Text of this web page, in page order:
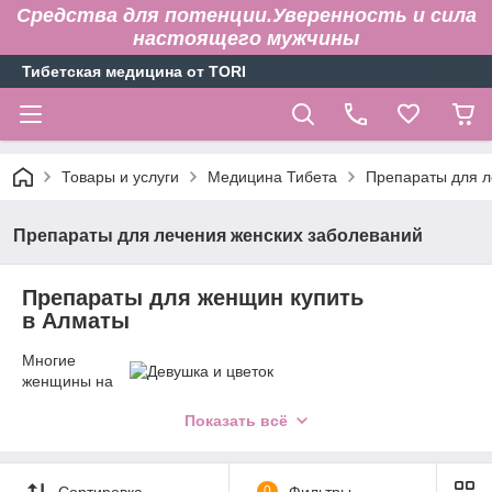
Средства для потенции.Уверенность и сила
настоящего мужчины
Тибетская медицина от TORI
Товары и услуги Медицина Тибета Препараты для
Препараты для лечения женских заболеваний
Препараты для женщин купить
в Алматы
Многие
женщины на
своей жизни сталкиваются с гинекологическими болезнями,
ухудшают качество жизни. На помощь женщинам приходит
народная китайская медицина с многовековыми
Показать всё